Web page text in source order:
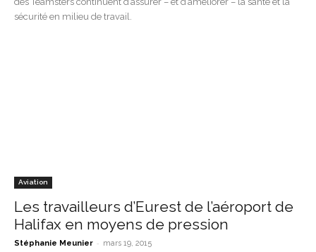
sécurité en milieu de travail.
Aviation
Les travailleurs d’Eurest de l’aéroport de
Halifax en moyens de pression
Stéphanie Meunier - mars 19, 2015